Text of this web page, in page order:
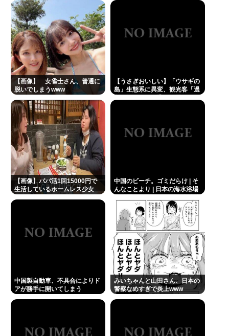
たちの永野芽郁を抑えて1位に輝いたのは…
佐藤二朗さんと橋本愛さん、騒動1ヶ月後にそれぞれ
SNS復帰し初ツイートが出揃う
Powered by livedoor 相互RSS
【画像】 女雀士さん、普通に
脱いでしまうwww
【うさぎおいしい】「ウサギの
島」生態系に異変、観光客「過
【画像】パパ活1回15000円で
生活しているホームレス少女
中国のビーチ。ゴミだらけ | そ
んなことより | 日本の海水浴場
と地域ボランティアのお陰
中国製自動車、不具合によりド
アが勝手に開いてしまう
みいちゃんと山田さん、日本の
警察なめすぎで炎上www